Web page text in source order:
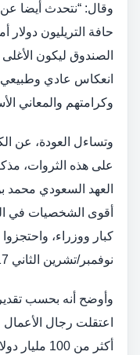
وقال: “نتحدث أيضا
حافة التريليون
الصندوق ليكون الأغلى
انعكاس عادي
وكرامتهم والمعاني
وتساءل العودة، عن
على هذه الثروات،
أقوى الشخصيات في
كبار ووزراء،
نوفمبر/تشرين الثاني 2017.
وأوضح أنه بحسب
اعتقلت رجال
أكثر من